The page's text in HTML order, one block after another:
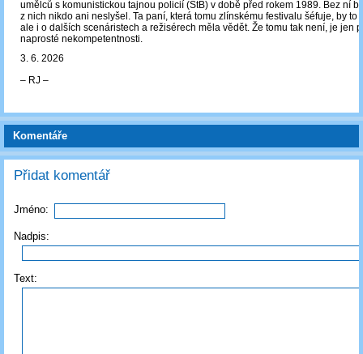
umělců s komunistickou tajnou policií (StB) v době před rokem 1989. Bez ní
z nich nikdo ani neslyšel. Ta paní, která tomu zlínskému festivalu šéfuje, by to
ale i o dalších scenáristech a režisérech měla vědět. Že tomu tak není, je jen
naprosté nekompetentnosti.
3. 6. 2026
‒ RJ ‒
Komentáře
Přidat komentář
Jméno:
Nadpis:
Text: